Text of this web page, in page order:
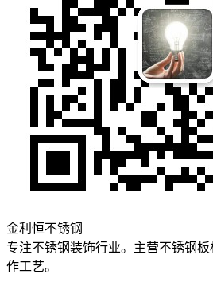
金利恒不锈钢
专注不锈钢装饰行业。主营不锈钢板
作工艺。